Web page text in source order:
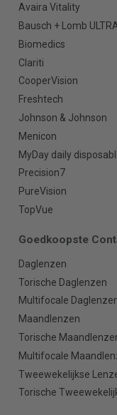
Avaira Vitality
Bausch + Lomb
Biomedics
Clariti
CooperVision
Freshtech
Johnson & Johnson
Menicon
MyDay daily
Precision7
PureVision
TopVue
Goedkoopste
Daglenzen
Torische Daglenzen
Multifocale
Maandlenzen
Torische
Multifocale
Tweewekelijkse
Torische